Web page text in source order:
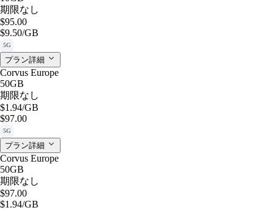
期限なし
$95.00
$9.50/GB
5G
プラン詳細
Corvus Europe
50GB
期限なし
$1.94/GB
$97.00
5G
プラン詳細
Corvus Europe
50GB
期限なし
$97.00
$1.94/GB